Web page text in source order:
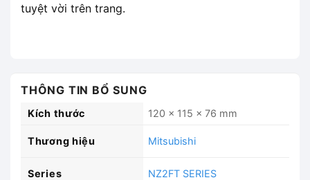
tuyệt vời trên trang.
THÔNG TIN BỔ SUNG
Kích thước 120 × 115 × 76 mm
Thương hiệu Mitsubishi
Series NZ2FT SERIES